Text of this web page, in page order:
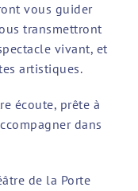
vous guider
transmettront
vivant, et
artistiques.
écoute, prête à
dans
de la Porte